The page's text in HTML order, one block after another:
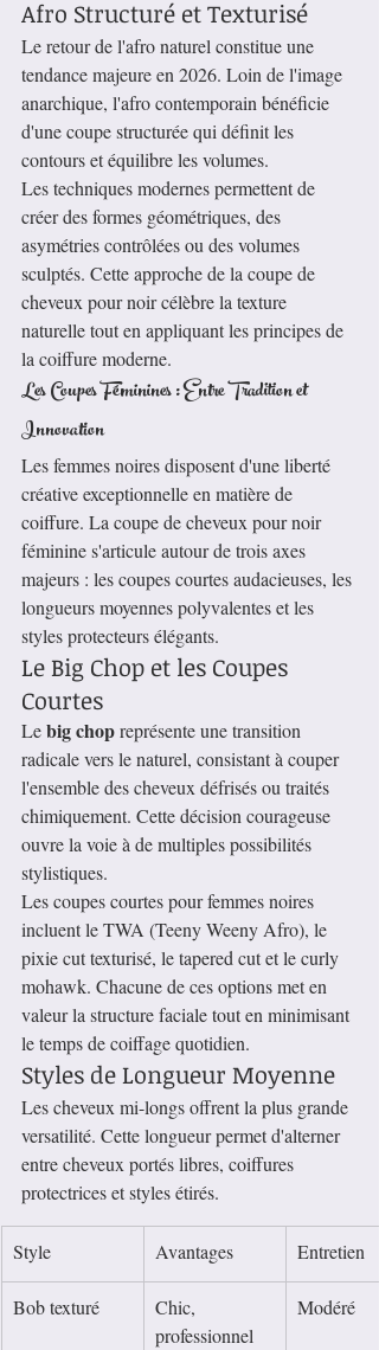
Afro Structuré et Texturisé
Le retour de l'afro naturel constitue une
tendance majeure en 2026. Loin de l'image
anarchique, l'afro contemporain bénéficie
d'une coupe structurée qui définit les
contours et équilibre les volumes.
Les techniques modernes permettent de
créer des formes géométriques, des
asymétries contrôlées ou des volumes
sculptés. Cette approche de la coupe de
cheveux pour noir célèbre la texture
naturelle tout en appliquant les principes de
la coiffure moderne.
Les Coupes Féminines : Entre Tradition et
Innovation
Les femmes noires disposent d'une liberté
créative exceptionnelle en matière de
coiffure. La coupe de cheveux pour noir
féminine s'articule autour de trois axes
majeurs : les coupes courtes audacieuses, les
longueurs moyennes polyvalentes et les
styles protecteurs élégants.
Le Big Chop et les Coupes
Courtes
Le big chop représente une transition
radicale vers le naturel, consistant à couper
l'ensemble des cheveux défrisés ou traités
chimiquement. Cette décision courageuse
ouvre la voie à de multiples possibilités
stylistiques.
Les coupes courtes pour femmes noires
incluent le TWA (Teeny Weeny Afro), le
pixie cut texturisé, le tapered cut et le curly
mohawk. Chacune de ces options met en
valeur la structure faciale tout en minimisant
le temps de coiffage quotidien.
Styles de Longueur Moyenne
Les cheveux mi-longs offrent la plus grande
versatilité. Cette longueur permet d'alterner
entre cheveux portés libres, coiffures
protectrices et styles étirés.
Style Avantages Entretien
Bob texturé
Chic,
professionnel
Modéré